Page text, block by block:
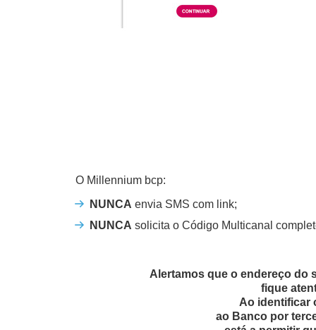
O Millennium bcp:
NUNCA envia SMS com link;
NUNCA solicita o Código Multicanal
Alertamos que o endereço do
fique
Ao identificar
ao Banco por